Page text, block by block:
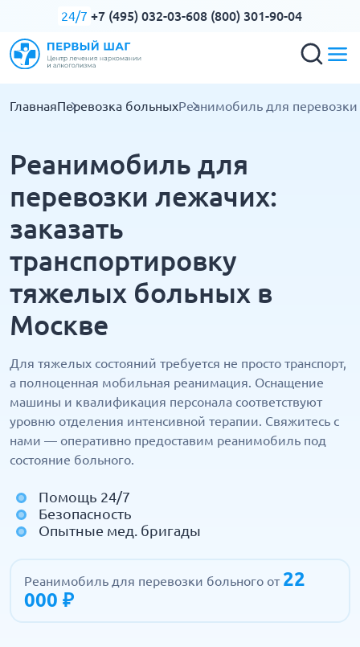
24/7 +7 (495) 032-03-608 (800) 301-90-04
ГлавнаяПеревозка больныхРеанимобиль для перевозки
Реанимобиль для
перевозки лежачих:
заказать
транспортировку
тяжелых больных в
Москве
Для тяжелых состояний требуется не просто транспорт,
а полноценная мобильная реанимация. Оснащение
машины и квалификация персонала соответствуют
уровню отделения интенсивной терапии. Свяжитесь с
нами — оперативно предоставим реанимобиль под
состояние больного.
Помощь 24/7
Безопасность
Опытные мед. бригады
Реанимобиль для перевозки больного от 22
000 ₽